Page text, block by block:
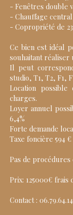
- Fenêtres double
- Chauffage
- Copropriété de
Ce bien est idéal
souhaitant réaliser
Il peut
studio, T1, T2, F1,
Location
charges.
Loyer annuel
6,4%
Forte demande
Taxe foncière 594 €
Pas de procédures
Prix: 125000€ frais
Contact :